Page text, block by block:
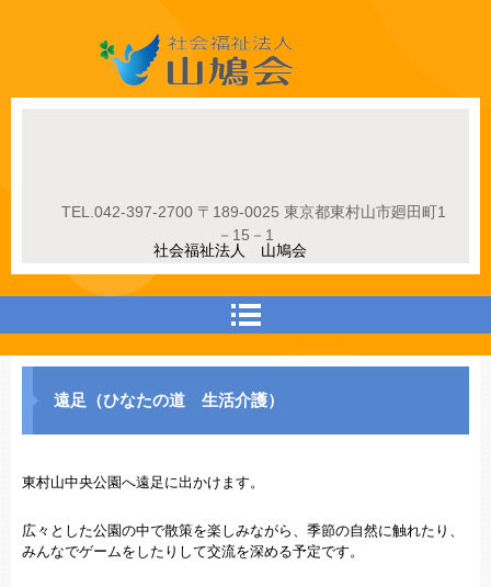
社会福祉法人山鳩会
社会福祉法人 山鳩会
TEL. 042-397-2700 〒189-0025 東京都東村山市廻田町1
－15－1
遠足（ひなたの道 生活介護）
東村山中央公園へ遠足に出かけます。
広々とした公園の中で散策を楽しみながら、季節の自然に触れたり、
みんなでゲームをしたりして交流を深める予定です。